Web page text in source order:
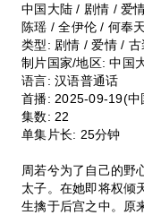
中国大陆 / 剧情 / 爱
陈瑶 / 全伊伦 / 何奉
类型: 剧情 / 爱情 / 古
制片国家/地区: 中国
语言: 汉语普通话
首播: 2025-09-19(中
集数: 22
单集片长: 25分钟
周若兮为了自己的野
太子。在她即将权倾
生擒于后宫之中。原